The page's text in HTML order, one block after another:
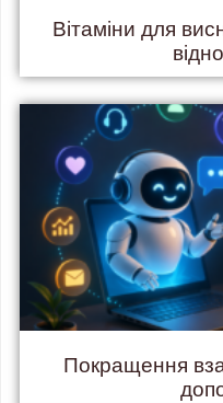
Вітаміни для
Покращення